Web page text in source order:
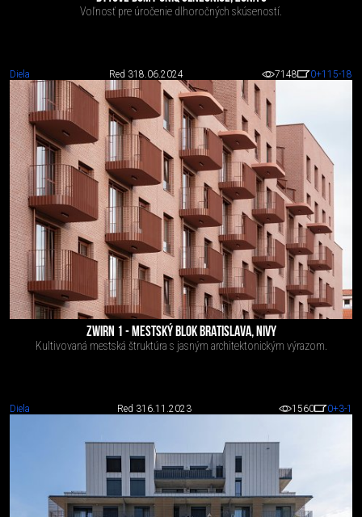
Voľnosť pre úročenie dlhoročných skúseností.
Diela Red 318.06.2024 7148 0+115-18
ZWIRN 1 - MESTSKÝ BLOK BRATISLAVA, NIVY
Kultivovaná mestská štruktúra s jasným architektonickým výrazom.
Diela Red 316.11.2023 1560 0+3-1